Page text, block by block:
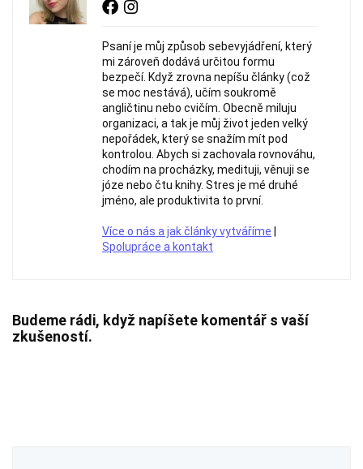
Psaní je můj způsob sebevyjádření, který
mi zároveň dodává určitou formu
bezpečí. Když zrovna nepíšu články (což
se moc nestává), učím soukromě
angličtinu nebo cvičím. Obecně miluju
organizaci, a tak je můj život jeden velký
nepořádek, který se snažím mít pod
kontrolou. Abych si zachovala rovnováhu,
chodím na procházky, medituji, věnuji se
józe nebo čtu knihy. Stres je mé druhé
jméno, ale produktivita to první.
Více o nás a jak články vytváříme
Spolupráce a kontakt
Budeme rádi, když napíšete komentář s vaší
zkušeností.